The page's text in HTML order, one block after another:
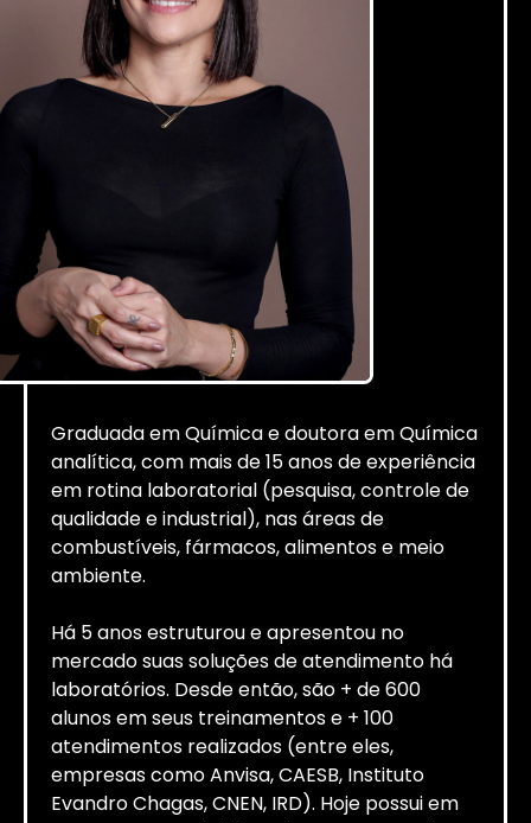
Graduada em Química e doutora em Química
analítica, com mais de 15 anos de experiência
em rotina laboratorial (pesquisa, controle de
qualidade e industrial), nas áreas de
combustíveis, fármacos, alimentos e meio
ambiente.
Há 5 anos estruturou e apresentou no
mercado suas soluções de atendimento há
laboratórios. Desde então, são + de 600
alunos em seus treinamentos e + 100
atendimentos realizados (entre eles,
empresas como Anvisa, CAESB, Instituto
Evandro Chagas, CNEN, IRD). Hoje possui em